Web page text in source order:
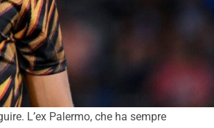
L’ex Palermo, che ha sempre